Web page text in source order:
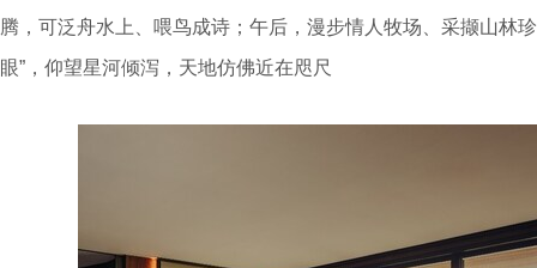
腾，可泛舟水上、喂鸟成诗；午后，漫步情人牧场、采撷山林
眼”，仰望星河倾泻，天地仿佛近在咫尺